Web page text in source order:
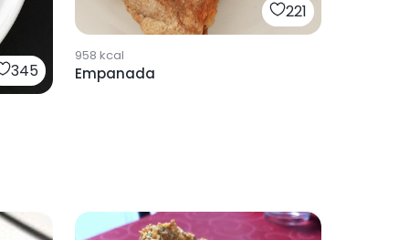
345
221
958 kcal
Empanada